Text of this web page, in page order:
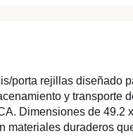
porta rejillas diseñado
y transporte
Dimensiones de 49.2
materiales duraderos